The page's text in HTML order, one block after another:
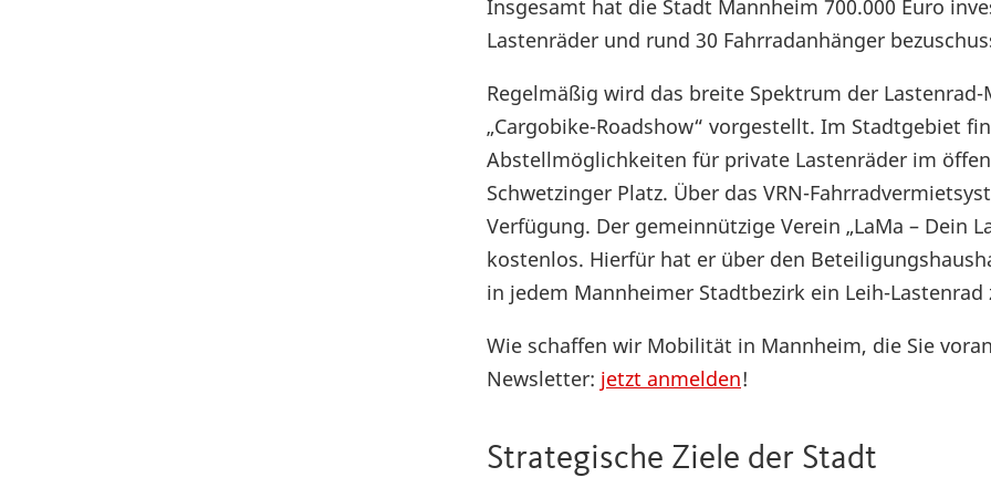
Insgesamt hat die Stadt Mannheim 700.000 Euro
Lastenräder und rund 30 Fahrradanhänger
Regelmäßig wird das breite Spektrum der
„Cargobike-Roadshow“ vorgestellt. Im Stadtgebiet
Abstellmöglichkeiten für private Lastenräder im
Schwetzinger Platz. Über das VRN-
Verfügung. Der gemeinnützige Verein „LaMa – Dein
kostenlos. Hierfür hat er über den
in jedem Mannheimer Stadtbezirk ein Leih-
Wie schaffen wir Mobilität in Mannheim, die Sie
Newsletter: jetzt anmelden!
Strategische Ziele der Stadt